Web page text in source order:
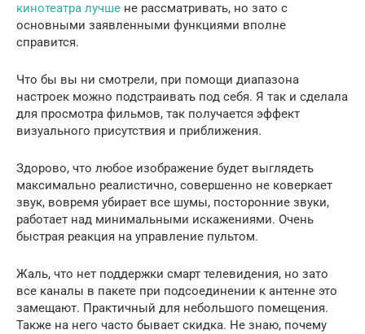
кинотеатра лучше не рассматривать, но зато с
основными заявленными функциями вполне
справится.
Что бы вы ни смотрели, при помощи диапазона
настроек можно подстраивать под себя. Я так и сделала
для просмотра фильмов, так получается эффект
визуального присутствия и приближения.
Здорово, что любое изображение будет выглядеть
максимально реалистично, совершенно не коверкает
звук, вовремя убирает все шумы, посторонние звуки,
работает над минимальными искажениями. Очень
быстрая реакция на управление пультом.
Жаль, что нет поддержки смарт телевидения, но зато
все каналы в пакете при подсоединении к антенне это
замещают. Практичный для небольшого помещения.
Также на него часто бывает скидка. Не знаю, почему